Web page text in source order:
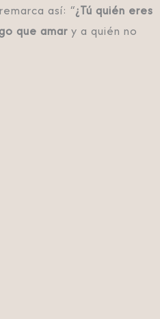
así: “¿Tú quién eres
que amar y a quién no